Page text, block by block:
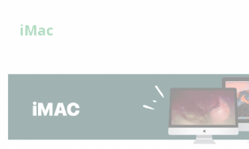
iMac